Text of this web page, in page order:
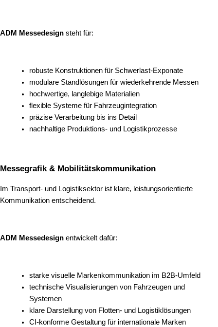
ADM Messedesign steht für:
robuste Konstruktionen für Schwerlast-Exponate
modulare Standlösungen für wiederkehrende Messen
hochwertige, langlebige Materialien
flexible Systeme für Fahrzeugintegration
präzise Verarbeitung bis ins Detail
nachhaltige Produktions- und Logistikprozesse
Messegrafik & Mobilitätskommunikation
Im Transport- und Logistiksektor ist klare, leistungsorientierte
Kommunikation entscheidend.
ADM Messedesign entwickelt dafür:
starke visuelle Markenkommunikation im B2B-Umfeld
technische Visualisierungen von Fahrzeugen und
Systemen
klare Darstellung von Flotten- und Logistiklösungen
CI-konforme Gestaltung für internationale Marken